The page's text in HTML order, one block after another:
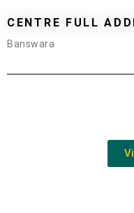
CENTRE FULL
Banswara